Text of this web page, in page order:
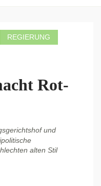
REGIERUNG
Rot-
und
alten Stil